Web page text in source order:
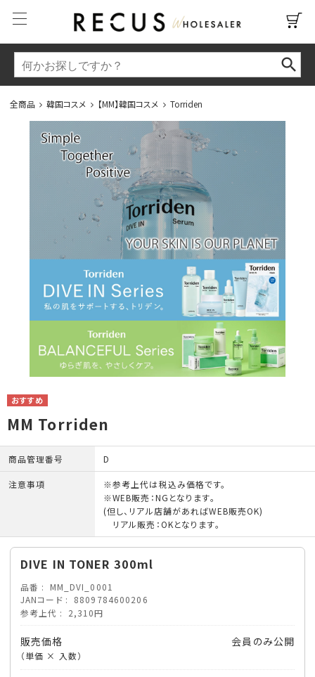
全商品 韓国コスメ 【MM】韓国コスメ Torriden
MM Torriden
商品管理番号 D
注意事項
※参考上代は税込み価格です。
※WEB販売：NGとなります。
(但し、リアル店舗があればWEB販売OK)
リアル販売：OKとなります。
DIVE IN TONER 300ml
品番
MM_DVI_0001
JANコード
8809784600206
参考上代
2,310円
販売価格
（単価 × 入数）
会員のみ公開